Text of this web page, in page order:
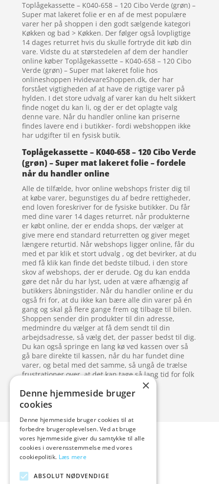
Toplågekassette – K040-658 – 120 Cibo Verde (grøn) –
Super mat lakeret folie er en af de mest populære
varer her på shoppen i den godt sælgende kategori
Køkken og bad > Køkken. Der følger også lovpligtige
14 dages returret hvis du skulle fortryde dit køb din
vare. Vidste du at størstedelen af dem der handler
online køber Toplågekassette – K040-658 – 120 Cibo
Verde (grøn) – Super mat lakeret folie hos
onlineshoppen HvidevareShoppen.dk, der har
forstået vigtigheden af at have de rigtige varer på
hylden. I det store udvalg af varer kan du helt sikkert
finde noget du kan li, og der er det oplagte valg
denne vare. Når du handler online kan priserne
findes lavere end i butikker- fordi webshoppen ikke
har udgifter til en fysisk butik.
Toplågekassette – K040-658 – 120 Cibo Verde
(grøn) – Super mat lakeret folie – fordele
når du handler online
Alle de tilfælde, hvor online webshops frister dig til
at købe varer, begunstiges du af bedre rettigheder,
end loven foreskriver for de fysiske butikker. Du får
med dine varer 14 dages returret. når produkterne
er købt online, der er endda shops, der vælger at
give mere end standard returretten og giver meget
længere returtid. Når webshops ligger online, får du
med et par klik et stort udvalg , og det bevirker, at du
med få klik kan finde det bedste tilbud, i den store
skov af webshops, der er derude. Og du kan endda
gøre det når du har lyst, uden at være afhængig af
butikkers åbningstider. Når du handler online er du
også fri for, at du ikke kan bære alle din varer på én
gang og skal gå flere gange frem og tilbage til bilen.
Shoppen sender din produkter til din adresse,
medmindre du vælger at få dem sendt til din
arbejdsadresse, så vælg det, der passer bedst til dig.
Du kan også springe en lang kø ved kassen over så
gå bare direkte til kassen, når du har fundet dine
varer, og betal med det samme, så ungå de trælse
frustrationer over, at det kan tage så lang tid for folk
Forside
Varer
Kontakt
Artikler
×
Denne hjemmeside bruger
cookies
Denne hjemmeside bruger cookies til at
forbedre brugeroplevelsen. Ved at bruge
vores hjemmeside giver du samtykke til alle
cookies i overensstemmelse med vores
cookiepolitik. Læs mere
ABSOLUT NØDVENDIGE